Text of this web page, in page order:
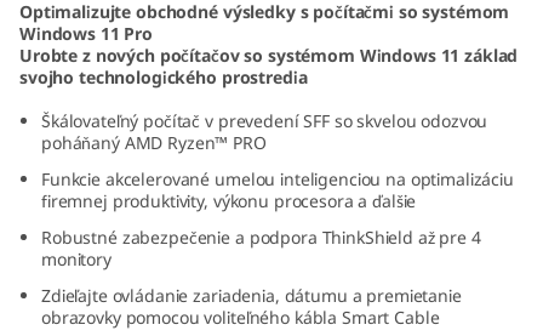
5
G
e
n
5
Optimalizujte obchodné výsledky s počítačmi so systémom
Windows 11 Pro
Urobte z nových počítačov so systémom Windows 11 základ
svojho technologického prostredia
Škálovateľný počítač v prevedení SFF so skvelou odozvou
poháňaný AMD Ryzen™ PRO
Funkcie akcelerované umelou inteligenciou na optimalizáciu
firemnej produktivity, výkonu procesora a ďalšie
Robustné zabezpečenie a podpora ThinkShield až pre 4
monitory
Zdieľajte ovládanie zariadenia, dátumu a premietanie
obrazovky pomocou voliteľného kábla Smart Cable